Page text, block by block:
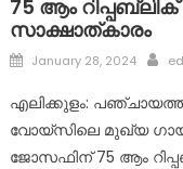
75 ആം
സാക്ഷാത്കാരം
Posted
January 28, 2024
എലിക്കുളം:
വോയ്സിലെ മുഖ്യ
ജോസഫിന് 75 ആം